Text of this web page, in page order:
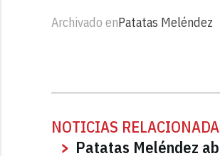
Archivado enPatatas Meléndez
NOTICIAS
Patatas Meléndez